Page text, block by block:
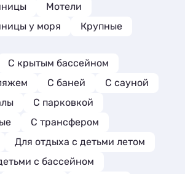
Мотели
у моря
Крупные
С крытым бассейном
С баней
С сауной
С парковкой
С трансфером
Для отдыха с детьми летом
с бассейном